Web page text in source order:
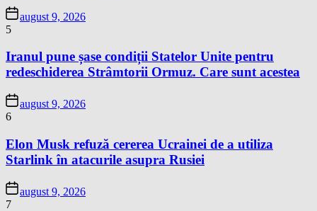
august 9, 2026
5
Iranul pune șase condiții Statelor Unite pentru
redeschiderea Strâmtorii Ormuz. Care sunt acestea
august 9, 2026
6
Elon Musk refuză cererea Ucrainei de a utiliza
Starlink în atacurile asupra Rusiei
august 9, 2026
7